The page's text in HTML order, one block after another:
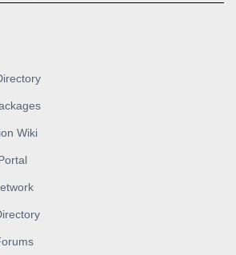
Wiki